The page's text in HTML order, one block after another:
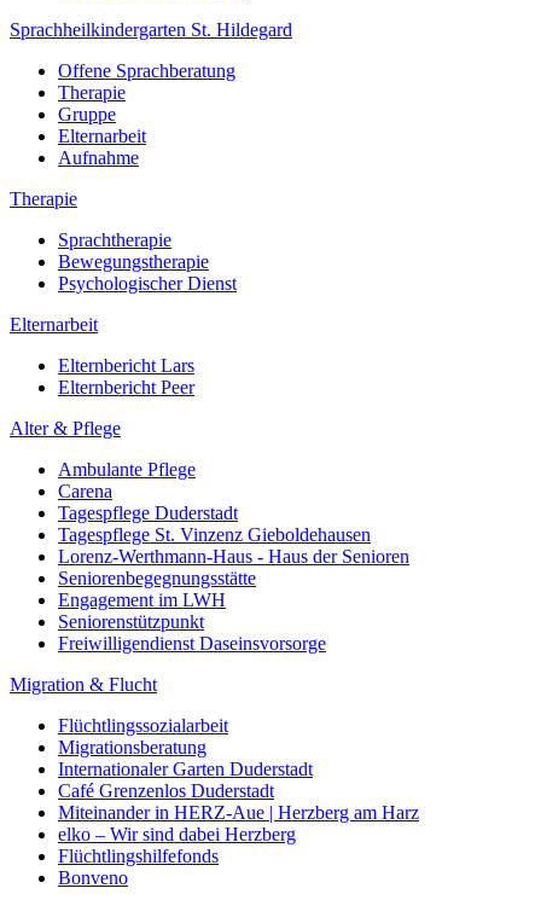
Sprachheilkindergarten St. Hildegard
Offene Sprachberatung
Therapie
Gruppe
Elternarbeit
Aufnahme
Therapie
Sprachtherapie
Bewegungstherapie
Psychologischer Dienst
Elternarbeit
Elternbericht Lars
Elternbericht Peer
Alter & Pflege
Ambulante Pflege
Carena
Tagespflege Duderstadt
Tagespflege St. Vinzenz Gieboldehausen
Lorenz-Werthmann-Haus - Haus der Senioren
Seniorenbegegnungsstätte
Engagement im LWH
Seniorenstützpunkt
Freiwilligendienst Daseinsvorsorge
Migration & Flucht
Flüchtlingssozialarbeit
Migrationsberatung
Internationaler Garten Duderstadt
Café Grenzenlos Duderstadt
Miteinander in HERZ-Aue | Herzberg am Harz
elko – Wir sind dabei Herzberg
Flüchtlingshilfefonds
Bonveno